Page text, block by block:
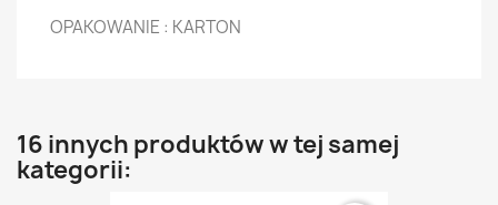
OPAKOWANIE : KARTON
16 innych produktów w tej samej
kategorii: